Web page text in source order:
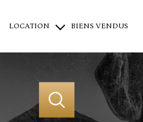
LOCATION
locations à l'année
location professionnel
BIENS VENDUS